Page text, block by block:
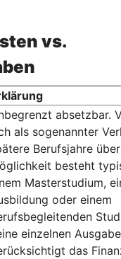
vs.
absetzbar.
als sogenannter
Berufsjahre
besteht
Masterstudium,
oder einem
einzelnen
das